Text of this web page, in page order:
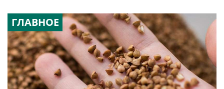
ГЛАВНОЕ